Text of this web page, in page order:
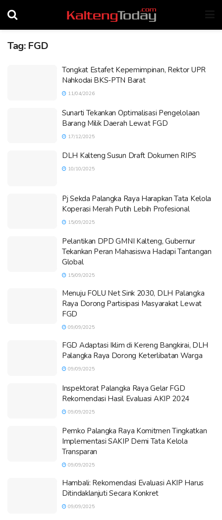
Tag: FGD
Tongkat Estafet Kepemimpinan, Rektor UPR
Nahkodai BKS-PTN Barat
11/04/2026
Sunarti Tekankan Optimalisasi Pengelolaan
Barang Milik Daerah Lewat FGD
17/12/2025
DLH Kalteng Susun Draft Dokumen RIPS
10/10/2025
Pj Sekda Palangka Raya Harapkan Tata Kelola
Koperasi Merah Putih Lebih Profesional
15/09/2025
Pelantikan DPD GMNI Kalteng, Gubernur
Tekankan Peran Mahasiswa Hadapi Tantangan
Global
15/09/2025
Menuju FOLU Net Sink 2030, DLH Palangka
Raya Dorong Partisipasi Masyarakat Lewat
FGD
09/09/2025
FGD Adaptasi Iklim di Kereng Bangkirai, DLH
Palangka Raya Dorong Keterlibatan Warga
09/09/2025
Inspektorat Palangka Raya Gelar FGD
Rekomendasi Hasil Evaluasi AKIP 2024
09/09/2025
Pemko Palangka Raya Komitmen Tingkatkan
Implementasi SAKIP Demi Tata Kelola
Transparan
09/09/2025
Hambali: Rekomendasi Evaluasi AKIP Harus
Ditindaklanjuti Secara Konkret
09/09/2025